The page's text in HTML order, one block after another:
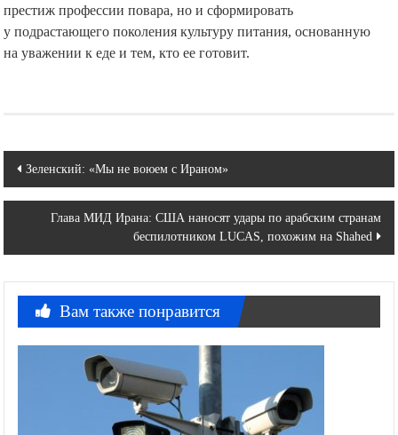
престиж профессии повара, но и сформировать
у подрастающего поколения культуру питания, основанную
на уважении к еде и тем, кто ее готовит.
Навигация
по
записям
Зеленский: «Мы не воюем с Ираном»
Глава МИД Ирана: США наносят удары по арабским странам
беспилотником LUCAS, похожим на Shahed
Вам также понравится